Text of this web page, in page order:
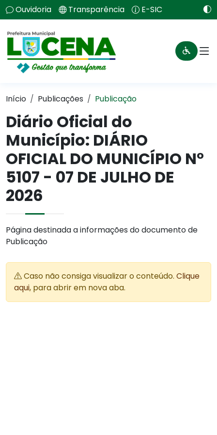
Ouvidoria Transparência E-SIC
Início Publicações Publicação
Diário Oficial do
Município: DIÁRIO
OFICIAL DO MUNICÍPIO N°
5107 - 07 DE JULHO DE
2026
Página destinada a informações do documento de
Publicação
Caso não consiga visualizar o conteúdo. Clique
aqui, para abrir em nova aba.